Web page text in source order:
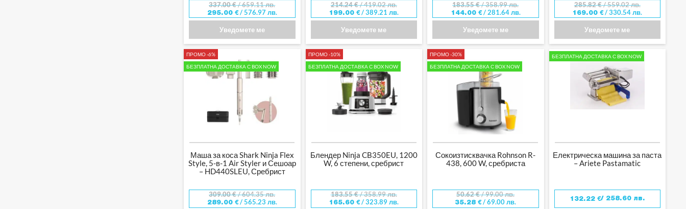
337.00€/ 659.11 лв.
295.00 €/ 576.97 лв.
Уведомете ме
214.24€/ 419.02 лв.
199.00€/ 389.21 лв.
Уведомете ме
183.55€/ 358.99 лв.
144.00 €/ 281.64 лв.
Уведомете ме
285.82€/ 559.02 лв.
169.00€/ 330.54 лв.
Уведомете ме
ПРОМО -6%
БЕЗПЛАТНА ДОСТАВКА С BOX NOW
Маша за коса Shark Ninja Flex
Style, 5-в-1 Air Styler и Сешоар
– HD440SLEU, Сребрист
309.00€/ 604.35 лв.
289.00 €/ 565.23 лв.
ПРОМО -10%
БЕЗПЛАТНА ДОСТАВКА С BOX NOW
Блендер Ninja CB350EU, 1200
W, 6 степени, сребрист
183.55€/ 358.99 лв.
165.60€/ 323.89 лв.
ПРОМО -30%
БЕЗПЛАТНА ДОСТАВКА С BOX NOW
Сокоизтисквачка Rohnson R-
438, 600 W, сребриста
50.62€/ 99.00 лв.
35.28€/ 69.00 лв.
БЕЗПЛАТНА ДОСТАВКА С BOX NOW
Електрическа машина за паста
– Ariete Pastamatic
132.22 €/ 258.60 лв.